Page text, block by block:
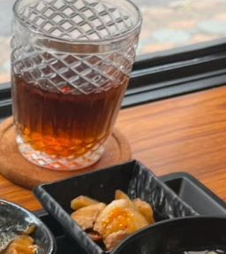
ดั้งเดิม
ญี่ปุ่น
ปุ่นสไตล์โฮมคุกกิ้ง
าหารญี่ปุ่น
ปทุมธานี
สมุทรสาคร
ภูเก็ต
พัทยา
ธนิยะ
พระราม 3
พระราม4
อื่นๆ